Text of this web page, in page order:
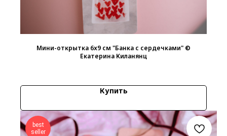
Мини-открытка 6х9 см "Банка с сердечками" ©
Екатерина Киланянц
Купить
best
seller